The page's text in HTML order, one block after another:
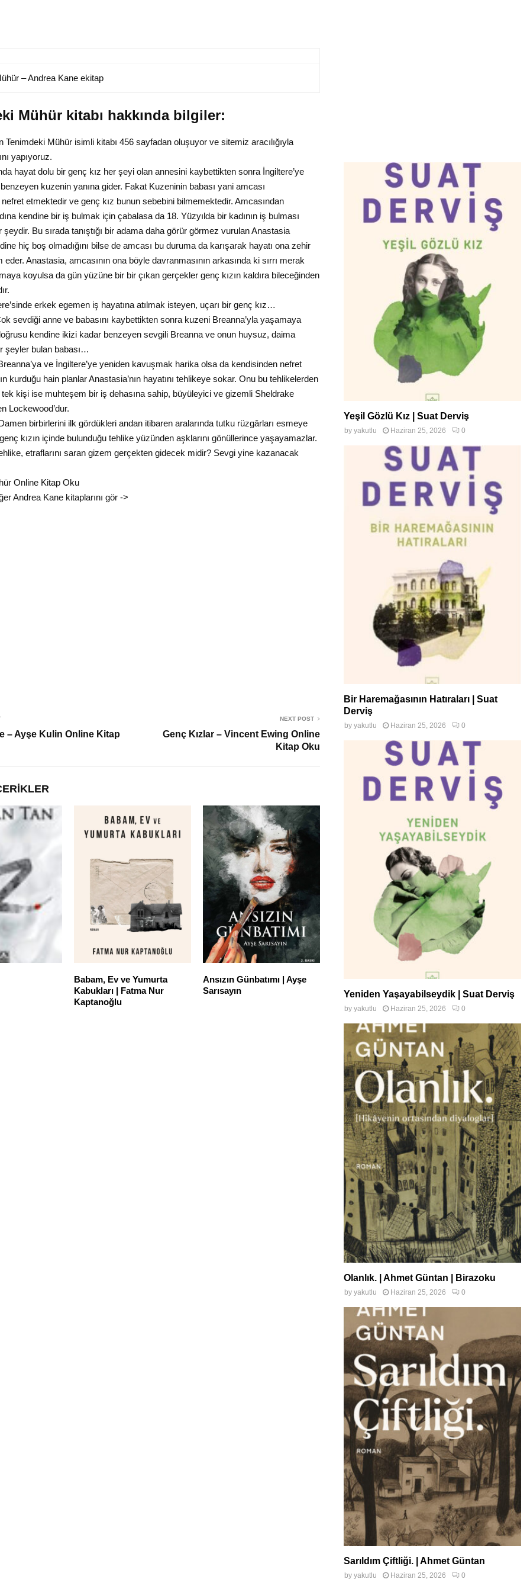
– Andrea Kane ekitap
Mühür kitabı hakkında bilgiler:
Tenimdeki Mühür isimli kitabı 456 sayfadan oluşuyor ve sitemiz aracılığıyla
yapıyoruz.
hayat dolu bir genç kız her şeyi olan annesini kaybettikten sonra İngiltere’ye
kuzenin yanına gider. Fakat Kuzeninin babası yani amcası
nefret etmektedir ve genç kız bunun sebebini bilmemektedir. Amcasından
kendine bir iş bulmak için çabalasa da 18. Yüzyılda bir kadının iş bulması
Bu sırada tanıştığı bir adama daha görür görmez vurulan Anastasia
hiç boş olmadığını bilse de amcası bu duruma da karışarak hayatı ona zehir
Anastasia, amcasının ona böyle davranmasının arkasında ki sırrı merak
koyulsa da gün yüzüne bir bir çıkan gerçekler genç kızın kaldıra bileceğinden
erkek egemen iş hayatına atılmak isteyen, uçarı bir genç kız…
sevdiği anne ve babasını kaybettikten sonra kuzeni Breanna’yla yaşamaya
kendine ikizi kadar benzeyen sevgili Breanna ve onun huysuz, daima
şeyler bulan babası…
ve İngiltere’ye yeniden kavuşmak harika olsa da kendisinden nefret
kurduğu hain planlar Anastasia’nın hayatını tehlikeye sokar. Onu bu tehlikelerden
kişi ise muhteşem bir iş dehasına sahip, büyüleyici ve gizemli Sheldrake
Lockewood’dur.
birbirlerini ilk gördükleri andan itibaren aralarında tutku rüzgârları esmeye
kızın içinde bulunduğu tehlike yüzünden aşklarını gönüllerince yaşayamazlar.
etraflarını saran gizem gerçekten gidecek midir? Sevgi yine kazanacak
Online Kitap Oku
Andrea Kane kitaplarını gör ->
– Ayşe Kulin Online Kitap
NEXT POST
Genç Kızlar – Vincent Ewing Online
Kitap Oku
Babam, Ev ve Yumurta
Kabukları | Fatma Nur
Kaptanoğlu
Ansızın Günbatımı | Ayşe
Sarısayın
Yeşil Gözlü Kız | Suat Derviş
by yakutlu Haziran 25, 2026 0
Bir Haremağasının Hatıraları | Suat
Derviş
by yakutlu Haziran 25, 2026 0
Yeniden Yaşayabilseydik | Suat Derviş
by yakutlu Haziran 25, 2026 0
Olanlık. | Ahmet Güntan | Birazoku
by yakutlu Haziran 25, 2026 0
Sarıldım Çiftliği. | Ahmet Güntan
by yakutlu Haziran 25, 2026 0